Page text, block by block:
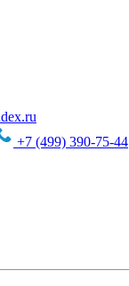
+7 (499) 390-75-44